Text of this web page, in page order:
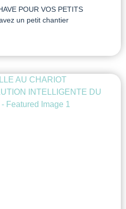
POUR VOS PETITS
un petit chantier